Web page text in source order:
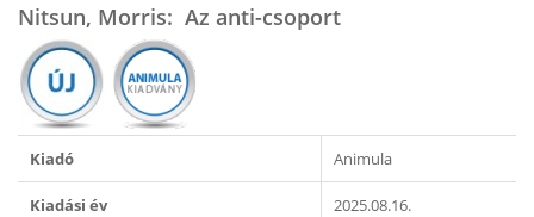
Nitsun, Morris: Az anti-csoport
Kiadó Animula
Kiadási év 2025.08.16.